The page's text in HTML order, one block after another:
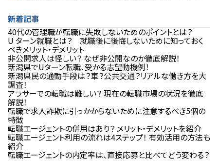
新着記事
40代の管理職が転職に失敗しないためのポイントとは？
U ターン就職とは？ 就職後に後悔しないために知っておく
べきメリット・デメリット
非公開求人は怪しい？ なぜ非公開なのか徹底解説！
新潟県でUターン転職、受かる志望動機例！
新潟県⺠の通勤⼿段は？車？公共交通？リアルな働き⽅を⼤
調査！
アラサーでの転職は難しい？ 現在の転職市場の状況を徹底
解説！
転職で求人詐欺に引っかからないために注意するべき5個の
特徴
転職エージェントの併用はあり？ メリット・デメリットを紹介
転職エージェント利用の流れは4ステップ！ 有効活用の方法も
紹介
転職エージェントの内定率は、直接応募と比べてどう変わる？